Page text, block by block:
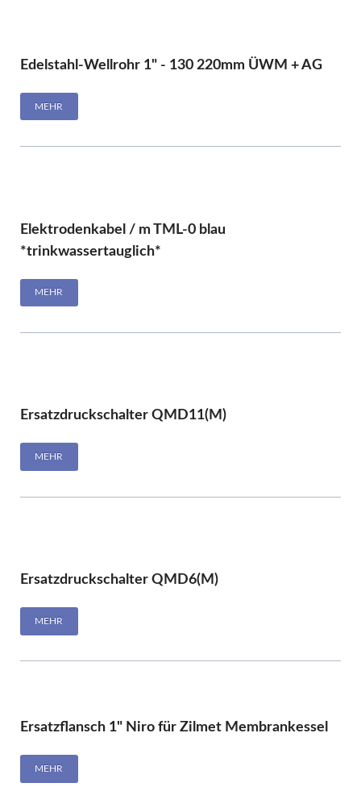
Edelstahl-Wellrohr 1" - 130 220mm ÜWM + AG
MEHR
Elektrodenkabel / m TML-0 blau
*trinkwassertauglich*
MEHR
Ersatzdruckschalter QMD11(M)
MEHR
Ersatzdruckschalter QMD6(M)
MEHR
Ersatzflansch 1" Niro für Zilmet Membrankessel
MEHR